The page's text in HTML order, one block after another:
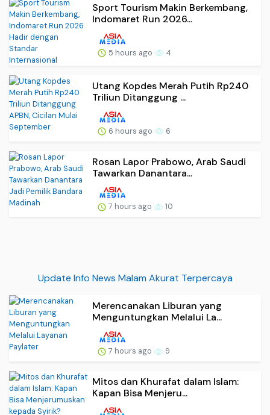
Sport Tourism Makin Berkembang,
Indomaret Run 2026...
5 hours ago 4
Utang Kopdes Merah Putih Rp240
Triliun Ditanggung ...
6 hours ago 6
Rosan Lapor Prabowo, Arab Saudi
Tawarkan Danantara...
7 hours ago 10
Update Info News Malam Akurat Terpercaya
Merencanakan Liburan yang
Menguntungkan Melalui La...
7 hours ago 9
Mitos dan Khurafat dalam Islam:
Kapan Bisa Menjeru...